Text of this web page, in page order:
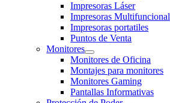
Impresoras Láser
Impresoras Multifuncional
Impresoras portatiles
Puntos de Venta
Monitores
Monitores de Oficina
Montajes para monitores
Monitores Gaming
Pantallas Informativas